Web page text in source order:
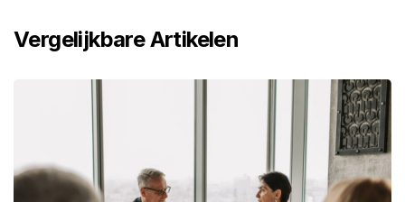
Vergelijkbare Artikelen